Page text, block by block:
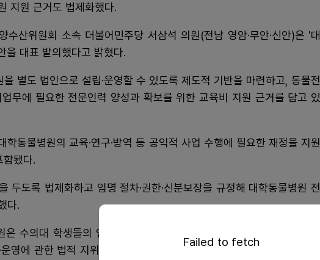
지원 근거도 법제화했다.
수산위원회 소속 더불어민주당 서삼석 의원(전남 영암·무안·신안)은 '대
을 대표 발의했다고 밝혔다.
별도 법인으로 설립·운영할 수 있도록 제도적 기반을 마련하고, 동물전
무에 필요한 전문인력 양성과 확보를 위한 교육비 지원 근거를 담고 있
학동물병원의 교육·연구·방역 등 공익적 사업 수행에 필요한 재정을 지원
됐다.
두도록 법제화하고 임명 절차·권한·신분보장을 규정해 대학동물병원 전
다.
은 수의대 학생들의 임상교육과 전문 수의인력 양성에 핵심적인 역할을
영에 관한 법적 지위와 운영 기준이 명확하지 않아 교육·연구·진료 기능
Failed to fetch